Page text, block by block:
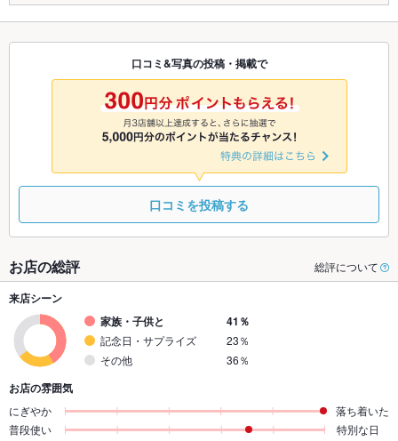
◎ ◎ 休 ◎ ◎ TEL ◎
8/28 8/29 8/30
◎
8/31
休
9/1
TEL
9/2 9/3
9/6
TEL TEL TEL TEL
口コミ&写真の投稿・掲載で
口コミを投稿する
お店の総評 総評について
来店シーン
家族・子供と
41％
記念日・サプライズ
23％
その他
36％
お店の雰囲気
にぎやか
落ち着いた
普段使い
特別な日